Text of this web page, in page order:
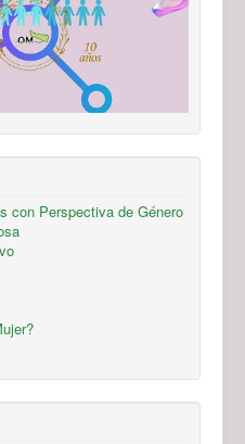
con Perspectiva de Género